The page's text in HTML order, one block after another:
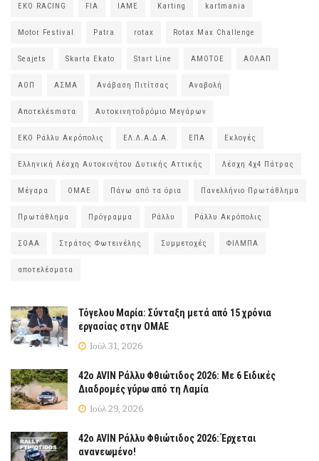
EKO RACING FIA IAME Karting kartmania
Motor Festival Patra rotax Rotax Max Challenge
Seajets Skarta Ekato Start Line ΑΜΟΤΟΕ ΑΟΛΑΠ
ΑΟΠ ΑΣΜΑ Ανάβαση Πιτίτσας Αναβολή
Αποτελέsmατα Αυτοκινητοδρόμιο Μεγάρων
ΕΚΟ Ράλλυ Ακρόπολις ΕΛ.Λ.Α.Δ.Α. ΕΠΑ Εκλογές
Ελληνική Λέσχη Αυτοκινήτου Δυτικής Αττικής Λέσχη 4χ4 Πάτρας
Μέγαρα ΟΜΑΕ Πάνω από τα όρια Πανελλήνιο Πρωτάθλημα
Πρωτάθλημα Πρόγραμμα Ράλλυ Ράλλυ Ακρόπολις
ΣΟΑΑ Στράτος Φωτεινέλης Συμμετοχές ΦΙΛΜΠΑ
αποτελέσματα
Τόγελου Μαρία: Σύνταξη μετά από 15 χρόνια
εργασίας στην ΟΜΑΕ
Ιούλ 31, 2026
42ο AVIN Ράλλυ Φθιώτιδος 2026: Με 6 Ειδικές
Διαδρομές γύρω από τη Λαμία
Ιούλ 29, 2026
42ο AVIN Ράλλυ Φθιώτιδος 2026: Έρχεται
ανανεωμένο!